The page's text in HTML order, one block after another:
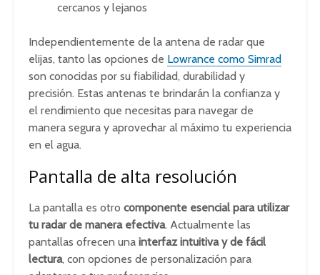
cercanos y lejanos
Independientemente de la antena de radar que
elijas, tanto las opciones de Lowrance como Simrad
son conocidas por su fiabilidad, durabilidad y
precisión. Estas antenas te brindarán la confianza y
el rendimiento que necesitas para navegar de
manera segura y aprovechar al máximo tu experiencia
en el agua.
Pantalla de alta resolución
La pantalla es otro componente esencial para utilizar
tu radar de manera efectiva. Actualmente las
pantallas ofrecen una interfaz intuitiva y de fácil
lectura, con opciones de personalización para